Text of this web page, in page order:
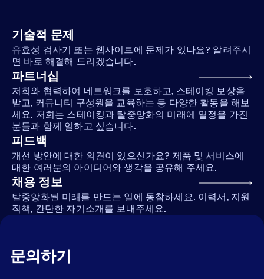
기술적 문제
유효성 검사기 또는 웹사이트에 문제가 있나요? 알려주시
면 바로 해결해 드리겠습니다.
파트너십
저희와 협력하여 네트워크를 보호하고, 스테이킹 보상을
받고, 커뮤니티 구성원을 교육하는 등 다양한 활동을 해보
세요. 저희는 스테이킹과 탈중앙화의 미래에 열정을 가진
분들과 함께 일하고 싶습니다.
피드백
개선 방안에 대한 의견이 있으신가요? 제품 및 서비스에
대한 여러분의 아이디어와 생각을 공유해 주세요.
채용 정보
탈중앙화된 미래를 만드는 일에 동참하세요. 이력서, 지원
직책, 간단한 자기소개를 보내주세요.
문의하기